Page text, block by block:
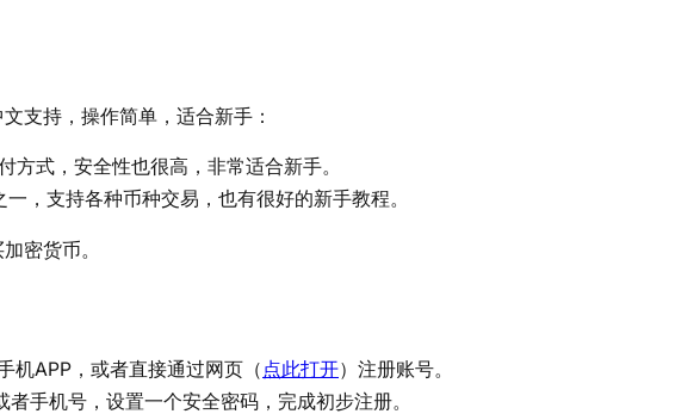
支持，操作简单，适合新手：
方式，安全性也很高，非常适合新手。
，支持各种币种交易，也有很好的新手教程。
密货币。
机APP，或者直接通过网页（ 点此打开）注册账号。
者手机号，设置一个安全密码，完成初步注册。